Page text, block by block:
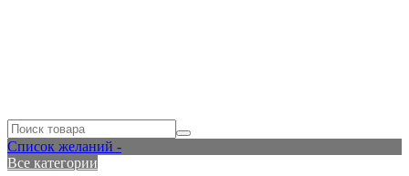
Список желаний -
Все категории